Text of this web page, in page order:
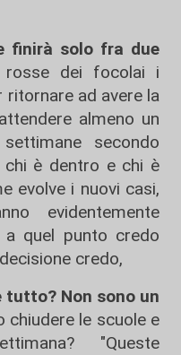
finirà solo fra due
rosse dei focolai i
ad avere la
almeno un
secondo
è dentro e chi è
evolve i nuovi casi,
evidentemente
quel punto credo
credo,
tutto? Non sono un
chiudere le scuole e
"Queste